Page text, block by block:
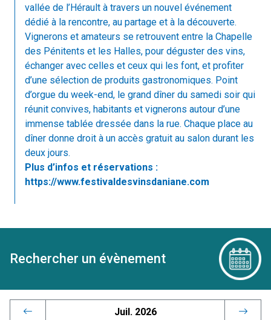
vallée de l’Hérault à travers un nouvel événement
dédié à la rencontre, au partage et à la découverte.
Vignerons et amateurs se retrouvent entre la Chapelle
des Pénitents et les Halles, pour déguster des vins,
échanger avec celles et ceux qui les font, et profiter
d’une sélection de produits gastronomiques. Point
d’orgue du week-end, le grand dîner du samedi soir qui
réunit convives, habitants et vignerons autour d’une
immense tablée dressée dans la rue. Chaque place au
dîner donne droit à un accès gratuit au salon durant les
deux jours.
Plus d’infos et réservations :
https://www.festivaldesvinsdaniane.com
Rechercher un évènement
Juil. 2026